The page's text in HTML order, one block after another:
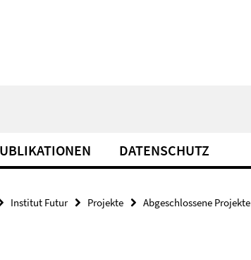
DATENSCHUTZ
Institut Futur Projekte Abgeschlossene Projekte